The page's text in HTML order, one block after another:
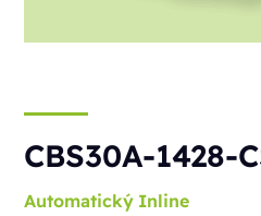
CBS30A-1428-
Automatický Inline